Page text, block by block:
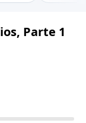
Parte 1